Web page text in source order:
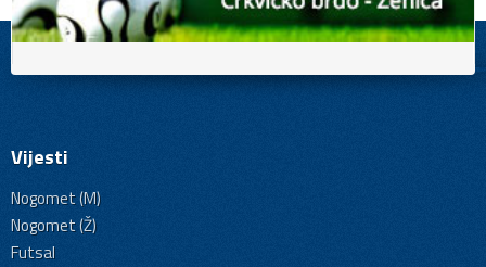
Vijesti
Nogomet (M)
Nogomet (Ž)
Futsal